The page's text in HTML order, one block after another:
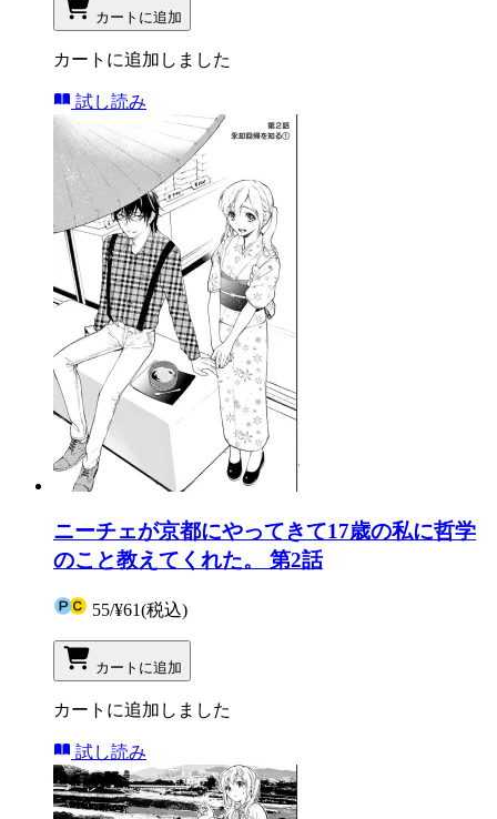
カートに追加
カートに追加しました
試し読み
ニーチェが京都にやってきて17歳の私に哲学
のこと教えてくれた。 第2話
55/¥61(税込)
カートに追加
カートに追加しました
試し読み